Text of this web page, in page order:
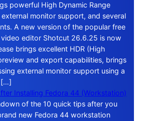
powerful High Dynamic Range
monitor support, and several
A new version of the popular free
editor Shotcut 26.6.25 is now
brings excellent HDR (High
and export capabilities, brings
external monitor support using a
[…]
Installing Fedora 44 (Workstation)
of the 10 quick tips after you
new Fedora 44 workstation